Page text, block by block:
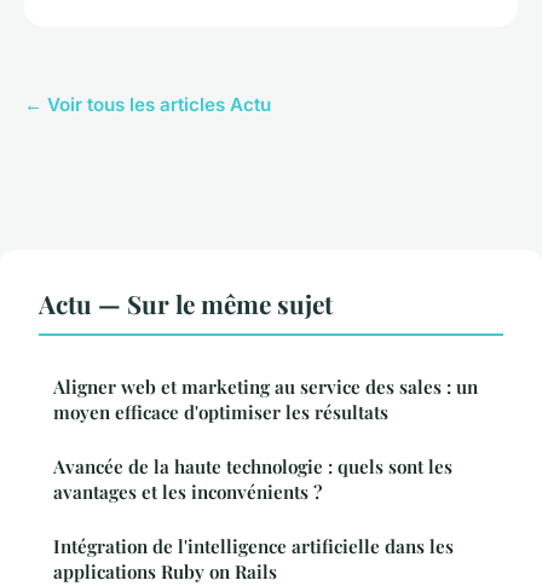
← Voir tous les articles Actu
Actu — Sur le même sujet
Aligner web et marketing au service des sales : un
moyen efficace d'optimiser les résultats
Avancée de la haute technologie : quels sont les
avantages et les inconvénients ?
Intégration de l'intelligence artificielle dans les
applications Ruby on Rails